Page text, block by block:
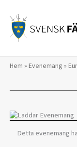
innehåll
Hem » Evenemang »
Detta evenemang